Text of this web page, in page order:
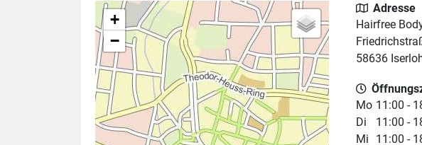
+
−
Adresse
Hairfree
58636
Mo 11:00 -
Di
11:00 -
Mi
11:00 -